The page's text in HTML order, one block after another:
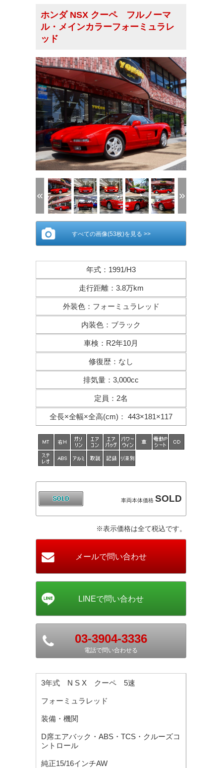
ホンダ NSX クーペ フルノーマ
ル・メインカラーフォーミュラレ
ッド
(1/53)
すべての画像(53枚)を見る >>
年式 ： 1991/H3
走行距離： 3.8万km
外装色： フォーミュラレッド
内装色 ： ブラック
車検 ： R2年10月
修復歴 ： なし
排気量 ： 3,000cc
定員 ： 2名
全長×全幅×全高(cm) ： 443×181×117
車両本体価格 SOLD
※表示価格は全て税込です。
03-3904-3336
電話で問い合わせる
3年式 N S X クーペ 5速
フォーミュラレッド
装備・機関
D席エアバック・ABS・TCS・クルーズコ
ントロール
純正15/16インチAW